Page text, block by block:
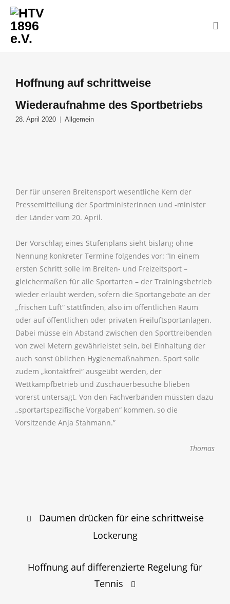
Hoffnung auf schrittweise
Wiederaufnahme des Sportbetriebs
28. April 2020 Allgemein
Der für unseren Breitensport wesentliche Kern der
Pressemitteilung der Sportministerinnen und -minister
der Länder vom 20. April.
Der Vorschlag eines Stufenplans sieht bislang ohne
Nennung konkreter Termine folgendes vor: “In einem
ersten Schritt solle im Breiten- und Freizeitsport –
gleichermaßen für alle Sportarten – der Trainingsbetrieb
wieder erlaubt werden, sofern die Sportangebote an der
„frischen Luft“ stattfinden, also im öffentlichen Raum
oder auf öffentlichen oder privaten Freiluftsportanlagen.
Dabei müsse ein Abstand zwischen den Sporttreibenden
von zwei Metern gewährleistet sein, bei Einhaltung der
auch sonst üblichen Hygienemaßnahmen. Sport solle
zudem „kontaktfrei“ ausgeübt werden, der
Wettkampfbetrieb und Zuschauerbesuche blieben
vorerst untersagt. Von den Fachverbänden müssten dazu
„sportartspezifische Vorgaben“ kommen, so die
Vorsitzende Anja Stahmann.”
Thomas
navigation
Daumen drücken für eine schrittweise
Lockerung
Hoffnung auf differenzierte Regelung für
Tennis